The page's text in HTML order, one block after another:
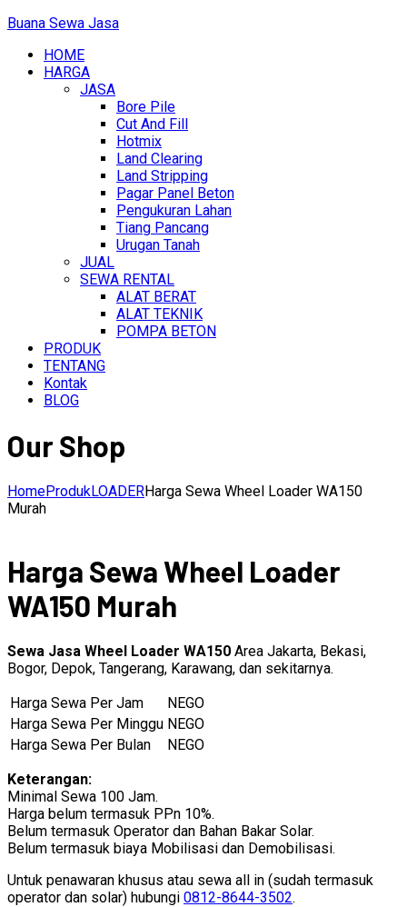
Buana Sewa Jasa
HOME
HARGA
JASA
Bore Pile
Cut And Fill
Hotmix
Land Clearing
Land Stripping
Pagar Panel Beton
Pengukuran Lahan
Tiang Pancang
Urugan Tanah
JUAL
SEWA RENTAL
ALAT BERAT
ALAT TEKNIK
POMPA BETON
PRODUK
TENTANG
Kontak
BLOG
Our Shop
HomeProdukLOADERHarga Sewa Wheel Loader WA150
Murah
Harga Sewa Wheel Loader
WA150 Murah
Sewa Jasa Wheel Loader WA150 Area Jakarta, Bekasi,
Bogor, Depok, Tangerang, Karawang, dan sekitarnya.
Harga Sewa Per Jam
NEGO
Harga Sewa Per Minggu NEGO
Harga Sewa Per Bulan
NEGO
Keterangan:
Minimal Sewa 100 Jam.
Harga belum termasuk PPn 10%.
Belum termasuk Operator dan Bahan Bakar Solar.
Belum termasuk biaya Mobilisasi dan Demobilisasi.
Untuk penawaran khusus atau sewa all in (sudah termasuk
operator dan solar) hubungi 0812-8644-3502.